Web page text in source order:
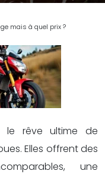
mais à quel prix ?
le rêve ultime de
Elles offrent des
une